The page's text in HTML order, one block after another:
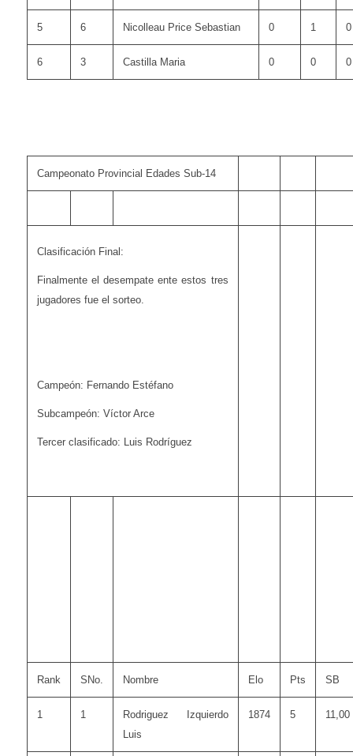
5 6 Nicolleau Price Sebastian 0 1 0
6 3 Castilla Maria 0 0 0
Campeonato Provincial Edades Sub-14
Clasificación Final:
Finalmente el desempate ente estos tres
jugadores fue el sorteo.
Campeón: Fernando Estéfano
Subcampeón: Víctor Arce
Tercer clasificado: Luis Rodríguez
Rank SNo. Nombre Elo Pts SB
1 1
Rodriguez Izquierdo
Luis
1874 5 11,00